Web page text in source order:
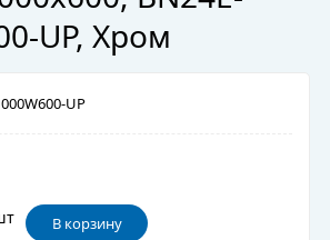
UP, Хром
UP
В корзину